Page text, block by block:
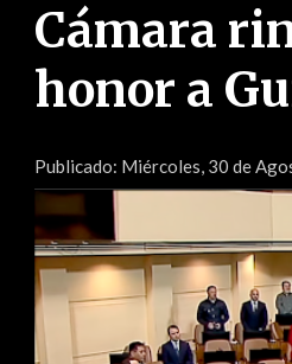
Cámara
honor a
Publicado: Miércoles, 30 de